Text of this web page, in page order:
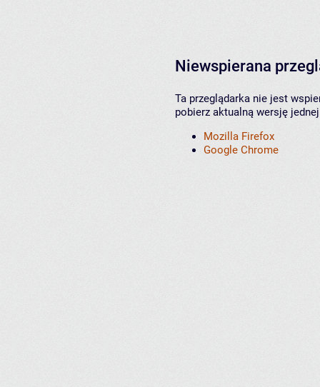
Niewspierana
Ta przeglądarka nie jest
pobierz aktualną wersję
Mozilla Firefox
Google Chrome